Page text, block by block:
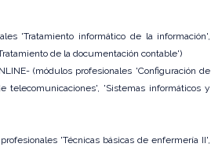
'Tratamiento informático de la información',
de la documentación contable')
(módulos profesionales 'Configuración de
telecomunicaciones', 'Sistemas informáticos y
'Técnicas básicas de enfermería II',